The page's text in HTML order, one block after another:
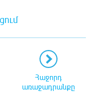
Հաջորդ
առաջադրանքը